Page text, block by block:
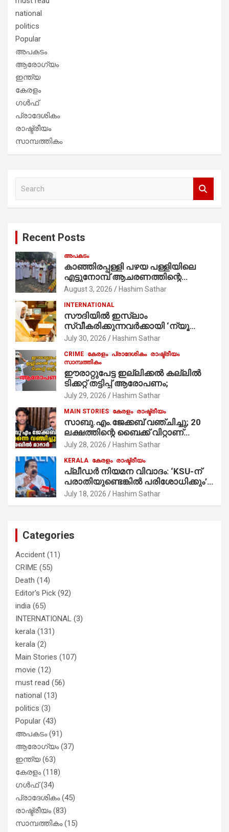
national
politics
Popular
അപകടം
ആരോഗ്യം
ഇന്ത്യ
കേരളം
ഗൾഫ്
പ്രാദേശികം
രാഷ്ട്രീയം
സാമ്പത്തികം
Recent Posts
അപകടം
കാഞ്ഞിരപ്പള്ളി പഴയ പള്ളിയിലെ
എട്ടുനോമ്പ് ആചരണത്തിന്റെ
ഭാഗമായുള്ള പന്തലിന്റെ കാൽനാട്ട്
കുര്യൻ താമരശ്ശേരി
നിർവഹിക്കുന്നു.
August 3, 2026 Hashim Sathar
INTERNATIONAL
സൗദിയില്‍ ഇസ്‌ലാം
സ്വീകരിക്കുന്നവര്‍ക്കായി ‘ന്യൂ
മുസ്ലിം’ ഡിജിറ്റല്‍ കാര്‍ഡ് സേവനം
July 30, 2026 Hashim Sathar
CRIME കേരളം പ്രാദേശികം രാഷ്ട്രീയം
സാമ്പത്തികം
ഈരാറ്റുപേട്ട ഇല്ലിക്കൽ കല്ലിൽ
ടിക്കറ്റ് തട്ടിപ്പ് ആരോപണം;
July 29, 2026 Hashim Sathar
MAIN STORIES കേരളം രാഷ്ട്രീയം
സാബു.എം.ജേക്കബ് വഞ്ചിച്ചു; 20
ലക്ഷത്തിന്റെ ബൈക്ക് വിറ്റാണ്
തൃക്കാക്കരയില്‍ മത്സരിച്ചത്!
മാത്രമാണ് ഉണ്ടായിരുന്നത്;
സാബുവിന്റേത് വ്യക്തിപരമായ
നേട്ടത്തിനുള്ള പാര്‍ട്ടി; ഇപ്പോള്‍
ഫോണ്‍ വിളിച്ചാല്‍ എടുക്കില്ല;
തിരഞ്ഞെടുപ്പിലെ ദുരനുഭവങ്ങള്‍
July 28, 2026 Hashim Sathar
KERALA കേരളം രാഷ്ട്രീയം
പ്ലീഡർ നിയമന വിവാദം: ‘KSU-ന്
പരാതിയുണ്ടെങ്കിൽ പരിശോധിക്കും’;
രമേശ് ചെന്നിത്തല
July 18, 2026 Hashim Sathar
Categories
Accident (11)
CRIME (55)
Death (14)
Editor's Pick (92)
india (65)
INTERNATIONAL (3)
kerala (131)
kerala (2)
Main Stories (107)
movie (12)
must read (56)
national (13)
politics (3)
Popular (43)
അപകടം(91)
ആരോഗ്യം(37)
ഇന്ത്യ(63)
കേരളം(118)
ഗൾഫ്(34)
പ്രാദേശികം(45)
രാഷ്ട്രീയം(83)
സാമ്പത്തികം(15)